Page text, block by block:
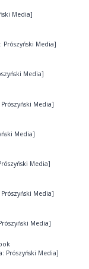
Media]
Prószyński Media]
Media]
Media]
Media]
Media]
Media]
Media]
Prószyński Media]